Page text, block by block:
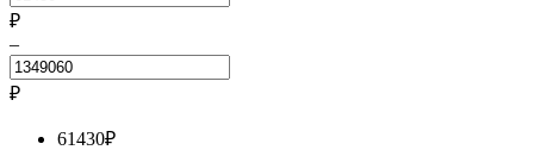
₽
–
₽
61430₽